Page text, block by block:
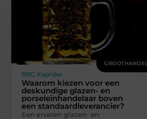
BBC Kaprijke
Waarom kiezen voor een
deskundige glazen- en
porseleinhandelaar boven
een standaardleverancier?
Een ervaren glazen- en